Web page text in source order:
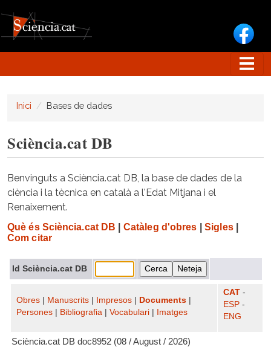
Inici Bases de dades
Sciència.cat DB
Benvinguts a Sciència.cat DB, la base de dades de la
ciència i la tècnica en català a l'Edat Mitjana i el
Renaixement.
Què és Sciència.cat DB Catàleg d'obres Sigles|
Com citar
Id Sciència.cat DB
Obres Manuscrits Impresos Documents
Persones
Bibliografia Vocabulari Imatges
CAT -
ESP -
ENG
Sciència.cat DB doc8952 (08 / August / 2026)